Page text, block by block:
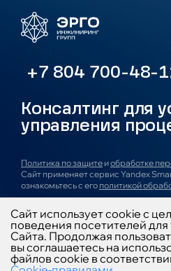
+7 804 700-48-
Консалтинг для
управления
Политика по защите иобработке
Сайт применяет сервис Yandex
ознакомьтесь с его политикой
О компании Услуги
Карьера
Контакты
Сайт использует cookie с
поведения посетителей
Сайта. Продолжая
вы соглашаетесь на
файлов cookie в